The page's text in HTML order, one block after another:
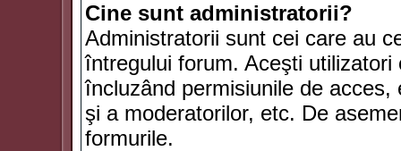
Cine sunt administratorii?
Administratorii sunt cei care au
întregului forum. Aceşti
încluzând permisiunile de
şi a moderatorilor, etc. De
formurile.